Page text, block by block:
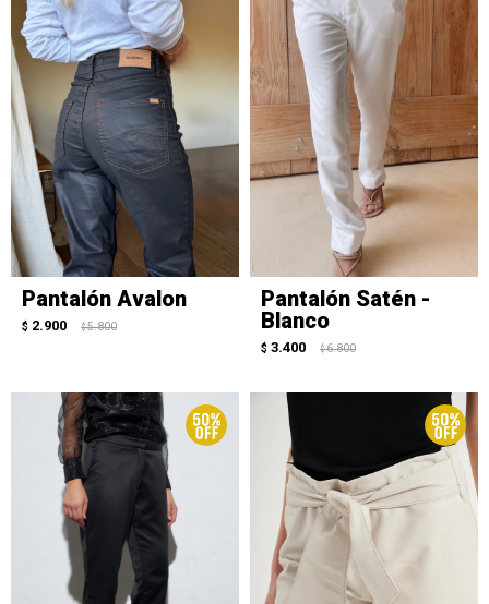
Pantalón Avalon
$ 2.900 $ 5.800
Pantalón Satén -
Blanco
$ 3.400 $ 6.800